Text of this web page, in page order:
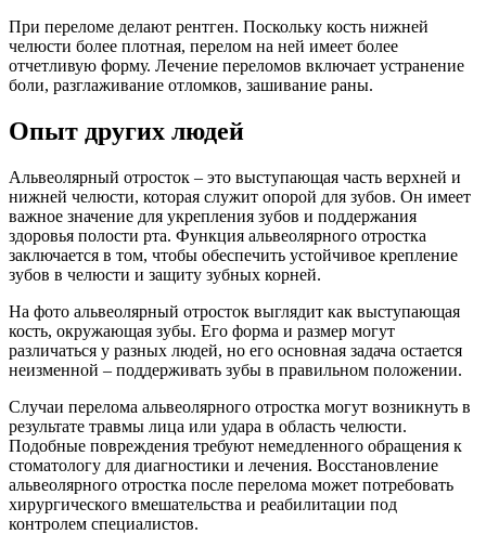
При переломе делают рентген. Поскольку кость нижней
челюсти более плотная, перелом на ней имеет более
отчетливую форму. Лечение переломов включает устранение
боли, разглаживание отломков, зашивание раны.
Опыт других людей
Альвеолярный отросток – это выступающая часть верхней и
нижней челюсти, которая служит опорой для зубов. Он имеет
важное значение для укрепления зубов и поддержания
здоровья полости рта. Функция альвеолярного отростка
заключается в том, чтобы обеспечить устойчивое крепление
зубов в челюсти и защиту зубных корней.
На фото альвеолярный отросток выглядит как выступающая
кость, окружающая зубы. Его форма и размер могут
различаться у разных людей, но его основная задача остается
неизменной – поддерживать зубы в правильном положении.
Случаи перелома альвеолярного отростка могут возникнуть в
результате травмы лица или удара в область челюсти.
Подобные повреждения требуют немедленного обращения к
стоматологу для диагностики и лечения. Восстановление
альвеолярного отростка после перелома может потребовать
хирургического вмешательства и реабилитации под
контролем специалистов.